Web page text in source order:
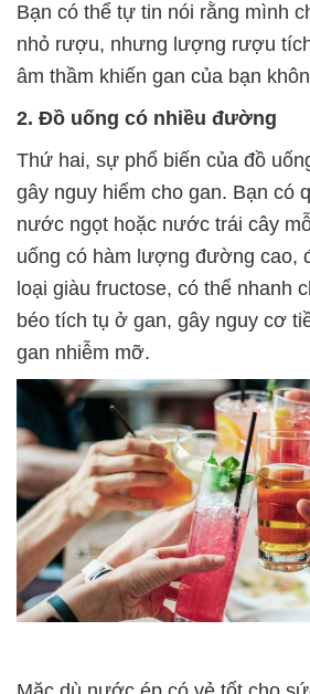
Bạn có thể tự tin nói rằng mình
nhỏ rượu, nhưng lượng rượu
âm thầm khiến gan của bạn
2. Đồ uống có nhiều đường
Thứ hai, sự phổ biến của đồ
gây nguy hiểm cho gan. Bạn có
nước ngọt hoặc nước trái cây
uống có hàm lượng đường cao,
loại giàu fructose, có thể nhanh
béo tích tụ ở gan, gây nguy cơ
gan nhiễm mỡ.